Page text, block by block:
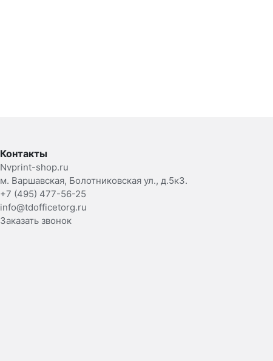
Контакты
Nvprint-shop.ru
м. Варшавская, Болотниковская ул., д.5к3.
+7 (495) 477-56-25
info@tdofficetorg.ru
Заказать звонок